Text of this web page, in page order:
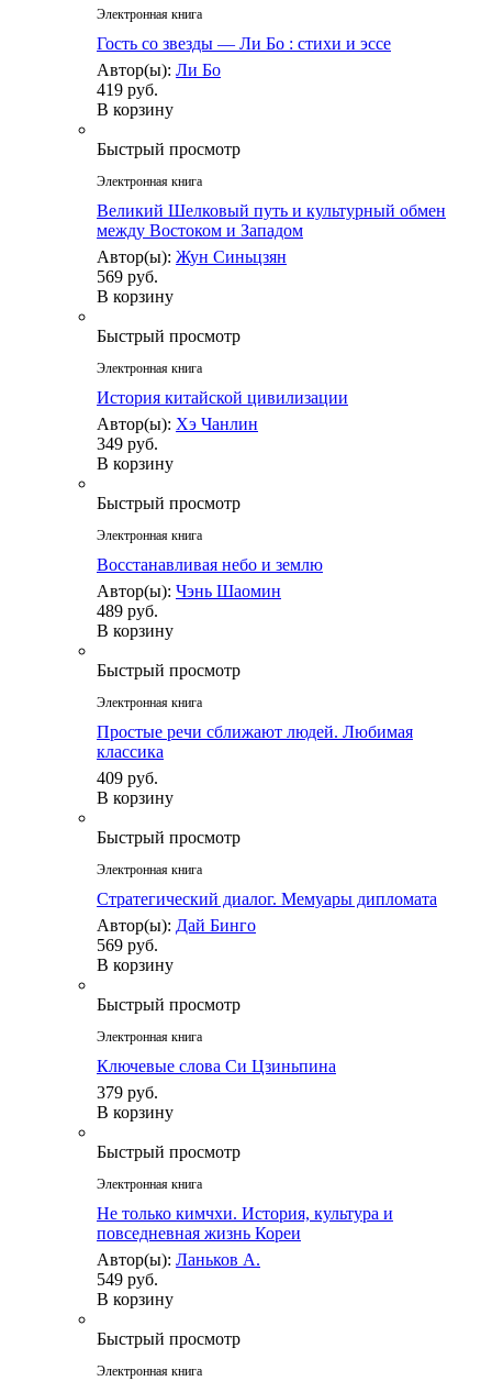
Электронная книга
Гость со звезды — Ли Бо : стихи и эссе
Автор(ы): Ли Бо
419 руб.
В корзину
Быстрый просмотр
Электронная книга
Великий Шелковый путь и культурный обмен
между Востоком и Западом
Автор(ы): Жун Синьцзян
569 руб.
В корзину
Быстрый просмотр
Электронная книга
История китайской цивилизации
Автор(ы): Хэ Чанлин
349 руб.
В корзину
Быстрый просмотр
Электронная книга
Восстанавливая небо и землю
Автор(ы): Чэнь Шаомин
489 руб.
В корзину
Быстрый просмотр
Электронная книга
Простые речи сближают людей. Любимая
классика
409 руб.
В корзину
Быстрый просмотр
Электронная книга
Стратегический диалог. Мемуары дипломата
Автор(ы): Дай Бинго
569 руб.
В корзину
Быстрый просмотр
Электронная книга
Ключевые слова Си Цзиньпина
379 руб.
В корзину
Быстрый просмотр
Электронная книга
Не только кимчхи. История, культура и
повседневная жизнь Кореи
Автор(ы): Ланьков А.
549 руб.
В корзину
Быстрый просмотр
Электронная книга